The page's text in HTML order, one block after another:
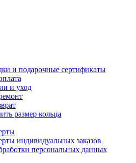
и подарочные сертификаты
и уход
размер кольца
индивидуальных заказов
персональных данных